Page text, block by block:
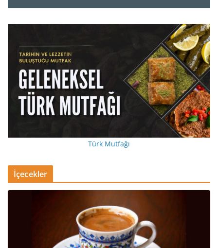
Türk Mutfağı
İçecekler